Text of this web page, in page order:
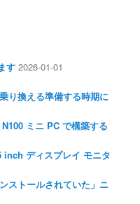
す 2026-01-01
り換える準備する時期に
ミニ PC で構築する
ディスプレイ モニタ
ストールされていた」ニ